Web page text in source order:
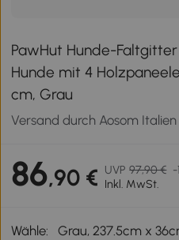
PawHut Hunde-
Hunde mit 4
cm, Grau
Versand durch Aosom Italien
86,90 € UVP 97,90 € -
Inkl. MwSt.
Wähle: Grau, 237.5cm x